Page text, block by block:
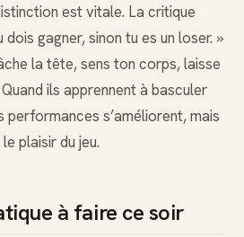
est vitale. La critique
dois gagner, sinon tu es un loser. »
la tête, sens ton corps, laisse
ils apprennent à basculer
performances s’améliorent, mais
plaisir du jeu.
à faire ce soir